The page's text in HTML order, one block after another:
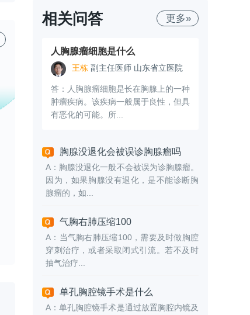
主任医师 教授
新疆医科大学第二附属医院 儿科
疑难病的诊断和治疗
岳桂华 主任医师
擅长： 主要从事中西医结合防治心血管疾病的临床和基础研究，尤其侧重对高血压的防治研究。
相关问答 更多»
人胸腺瘤细胞是什么
王栋 副主任医师 山东省立医院
答：人胸腺瘤细胞是长在胸腺上的一种
肿瘤疾病。该疾病一般属于良性，但具
有恶化的可能。所...
胸腺没退化会被误诊胸腺瘤吗
A：胸腺没退化一般不会被误为诊胸腺瘤。
因为，如果胸腺没有退化，是不能诊断胸
腺瘤的，如...
气胸右肺压缩100
A：当气胸右肺压缩100，需要及时做胸腔
穿刺治疗，或者采取闭式引流。若不及时
抽气治疗...
单孔胸腔镜手术是什么
A：单孔胸腔镜手术是通过放置胸腔内镜及